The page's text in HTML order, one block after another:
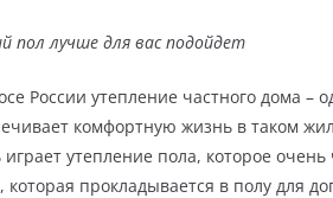
пол лучше для вас подойдет
России утепление частного дома –
комфортную жизнь в таком
утепление пола, которое
прокладывается в полу для